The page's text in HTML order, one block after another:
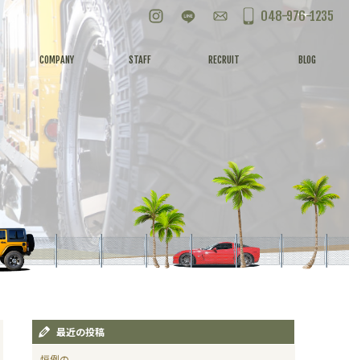
お問い合わせ
048-976-1235
COMPANY STAFF RECRUIT BLOG
最近の投稿